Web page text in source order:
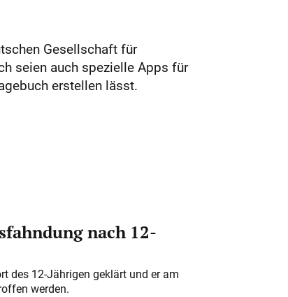
Gesellschaft für
seien auch spezielle Apps für
erstellen lässt.
nach 12-
des 12-Jährigen geklärt und er am
werden.